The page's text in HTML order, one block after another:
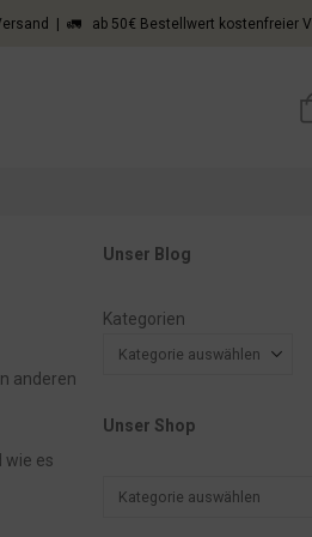
| 🚛 ab 50€ Bestellwert kostenfreier
anderen
wie es
Unser Blog
Kategorien
Unser Shop
Kategorie